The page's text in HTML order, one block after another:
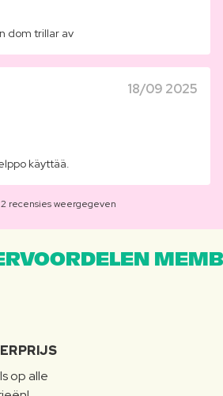
dom trillar av
18/09 2025
käyttää.
2 recensies weergegeven
op alle